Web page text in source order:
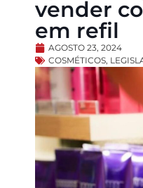
vender
em refil
AGOSTO 23, 2024
COSMÉTICOS,